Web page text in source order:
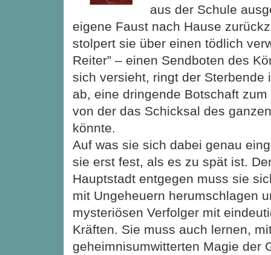
aus der Schule
eigene Faust nach Hause
stolpert sie über einen tödlich
Reiter” – einen Sendboten des
sich versieht, ringt der Sterbende
ab, eine dringende Botschaft zum
von der das Schicksal des
könnte.
Auf was sie sich dabei genau
sie erst fest, als es zu spät ist.
Hauptstadt entgegen muss sie
mit Ungeheuern herumschlagen
mysteriösen Verfolger mit
Kräften. Sie muss auch lernen,
geheimnisumwitterten Magie der